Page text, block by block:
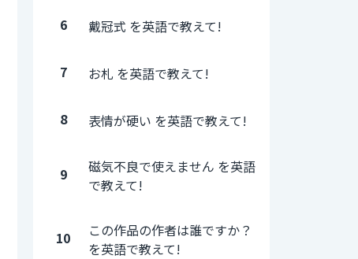
6 戴冠式 を英語で教えて!
7 お札 を英語で教えて!
8 表情が硬い を英語で教えて!
9
磁気不良で使えません を英語
で教えて!
10
この作品の作者は誰ですか？
を英語で教えて!